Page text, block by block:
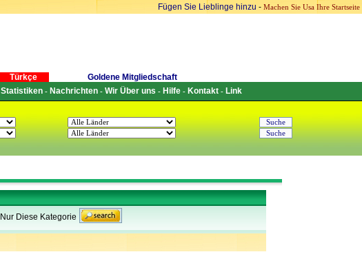
Fügen Sie Lieblinge hinzu - Machen Sie Usa Ihre Startseite
Türkçe Goldene Mitgliedschaft
Statistiken- Nachrichten- Wir Über uns - Hilfe- Kontakt- Link
Nur Diese Kategorie